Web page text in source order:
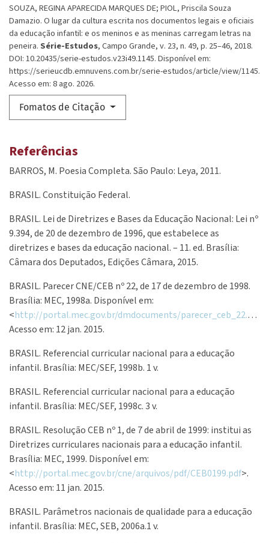
SOUZA, REGINA APARECIDA MARQUES DE; PIOL, Priscila Souza
Damazio. O lugar da cultura escrita nos documentos legais e oficiais
da educação infantil: e os meninos e as meninas carregam letras na
peneira. Série-Estudos, Campo Grande, v. 23, n. 49, p. 25–46, 2018.
DOI: 10.20435/serie-estudos.v23i49.1145. Disponível em:
https://serieucdb.emnuvens.com.br/serie-estudos/article/view/1145.
Acesso em: 8 ago. 2026.
Fomatos de Citação
Referências
BARROS, M. Poesia Completa. São Paulo: Leya, 2011.
BRASIL. Constituição Federal.
BRASIL. Lei de Diretrizes e Bases da Educação Nacional: Lei nº
9.394, de 20 de dezembro de 1996, que estabelece as
diretrizes e bases da educação nacional. – 11. ed. Brasília:
Câmara dos Deputados, Edições Câmara, 2015.
BRASIL. Parecer CNE/CEB nº 22, de 17 de dezembro de 1998.
Brasília: MEC, 1998a. Disponível em:
<http://portal.mec.gov.br/dmdocuments/parecer_ceb_22.98.pdf
Acesso em: 12 jan. 2015.
BRASIL. Referencial curricular nacional para a educação
infantil. Brasília: MEC/SEF, 1998b. 1 v.
BRASIL. Referencial curricular nacional para a educação
infantil. Brasília: MEC/SEF, 1998c. 3 v.
BRASIL. Resolução CEB nº 1, de 7 de abril de 1999: institui as
Diretrizes curriculares nacionais para a educação infantil.
Brasília: MEC, 1999. Disponível em:
<http://portal.mec.gov.br/cne/arquivos/pdf/CEB0199.pdf>.
Acesso em: 11 jan. 2015.
BRASIL. Parâmetros nacionais de qualidade para a educação
infantil. Brasília: MEC, SEB, 2006a.1 v.